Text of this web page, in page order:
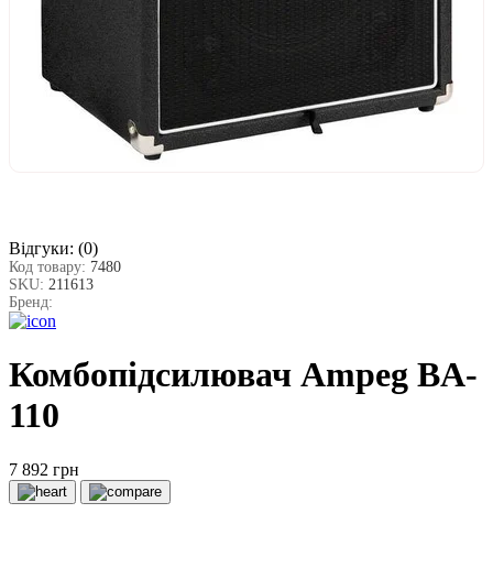
Відгуки: (0)
Код товару: 7480
SKU: 211613
Бренд:
Комбопідсилювач Ampeg BA-
110
7 892 грн